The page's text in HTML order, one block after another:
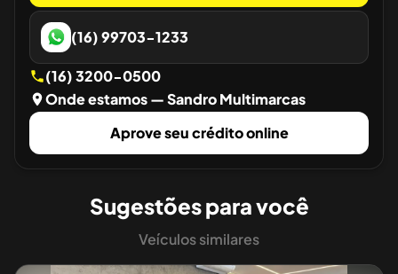
(16) 99703-1233
(16) 3200-0500
Onde estamos— Sandro Multimarcas
Aprove seu crédito online
Sugestões para você
Veículos similares